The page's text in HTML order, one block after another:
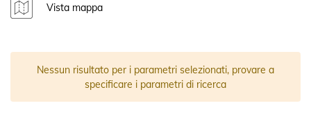
Vista mappa
Nessun risultato per i parametri selezionati, provare a
specificare i parametri di ricerca